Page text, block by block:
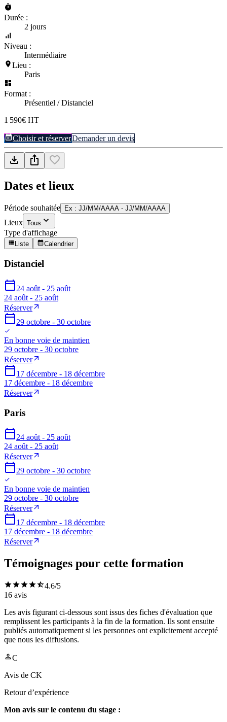
Durée :
2 jours
Niveau :
Intermédiaire
Lieu :
Paris
Format :
Présentiel / Distanciel
1 590€ HT
Choisir et réserverDemander un devis
Dates et lieux
Période souhaitée Ex : JJ/MM/AAAA - JJ/MM/AAAA
Lieux Tous
Type d'affichage
Liste Calendrier
Distanciel
24 août - 25 août
24 août - 25 août
Réserver
29 octobre - 30 octobre
En bonne voie de maintien
29 octobre - 30 octobre
Réserver
17 décembre - 18 décembre
17 décembre - 18 décembre
Réserver
Paris
24 août - 25 août
24 août - 25 août
Réserver
29 octobre - 30 octobre
En bonne voie de maintien
29 octobre - 30 octobre
Réserver
17 décembre - 18 décembre
17 décembre - 18 décembre
Réserver
Témoignages pour cette formation
4.6/5
16 avis
Les avis figurant ci-dessous sont issus des fiches d'évaluation que
remplissent les participants à la fin de la formation. Ils sont ensuite
publiés automatiquement si les personnes ont explicitement accepté
que nous les diffusions.
C
Avis de CK
Retour d’expérience
Mon avis sur le contenu du stage :